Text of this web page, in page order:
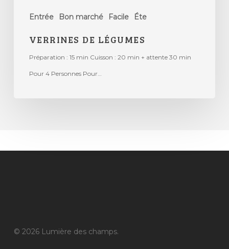
Entrée Bon marché Facile Éte
VERRINES DE LÉGUMES
Préparation : 15 min Cuisson : 20 min + attente 30 min
Pour 4 Personnes Pour…
© 2026 Lumière des champs.